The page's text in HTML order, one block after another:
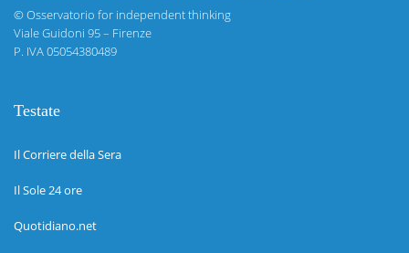
©Osservatorio for independent thinking
Viale Guidoni 95 – Firenze
P. IVA 05054380489
Testate
Il Corriere della Sera
Il Sole 24 ore
Quotidiano.net